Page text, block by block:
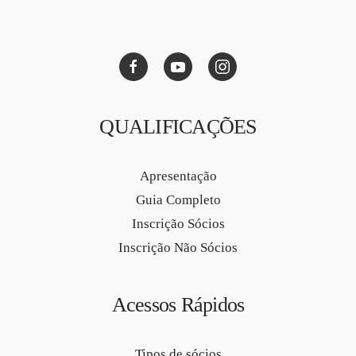
QUALIFICAÇÕES
Apresentação
Guia Completo
Inscrição Sócios
Inscrição Não Sócios
Acessos Rápidos